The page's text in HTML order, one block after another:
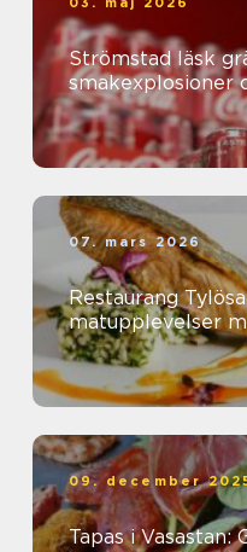
Strömstad läsk gränshandel,
smakexplosioner
07. mars 2026
Restaurang
matupplevelser
09. december
Tapas i Vasastan: